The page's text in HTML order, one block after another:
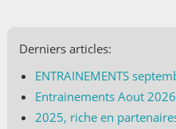
Derniers articles:
ENTRAINEMENTS
Entrainements Aout 2026
2025, riche en